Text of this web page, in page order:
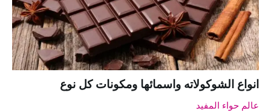
انواع الشوكولاته واسمائها ومكونات كل نوع
عالم حواء المفيد